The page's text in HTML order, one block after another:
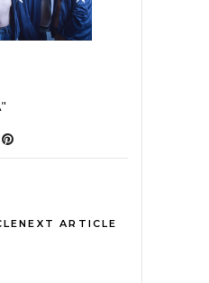
NEXT ARTICLE